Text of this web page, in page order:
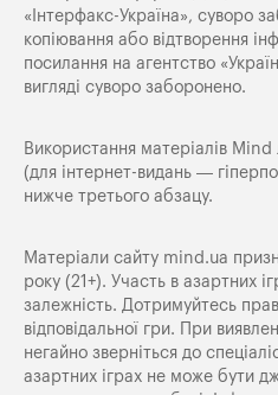
«Iнтерфакс-Україна», суворо
копіювання або відтворення
посилання на агентство
вигляді суворо заборонено.
Використання матеріалів
(для інтернет-видань —
нижче третього абзацу.
Матеріали сайту mind.ua
року (21+). Участь в азартних
залежність. Дотримуйтесь
відповідальної гри. При
негайно зверніться до
азартних іграх не може бути